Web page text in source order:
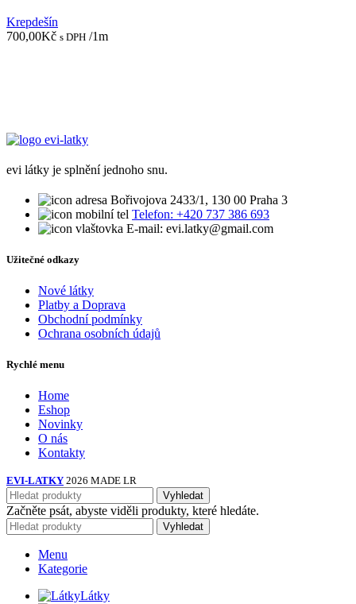
Krepdešín
700,00Kč s DPH /1m
evi látky je splnění jednoho snu.
Bořivojova 2433/1, 130 00 Praha 3
Telefon: +420 737 386 693
E-mail: evi.latky@gmail.com
Užitečné odkazy
Nové látky
Platby a Doprava
Obchodní podmínky
Ochrana osobních údajů
Rychlé menu
Home
Eshop
Novinky
O nás
Kontakty
EVI-LATKY 2026 MADE LR
Vyhledat
Začněte psát, abyste viděli produkty, které hledáte.
Vyhledat
Menu
Kategorie
Látky